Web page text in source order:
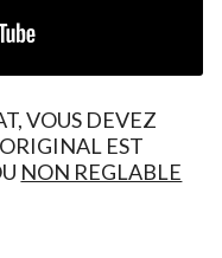
VOUS DEVEZ
EST
NON REGLABLE